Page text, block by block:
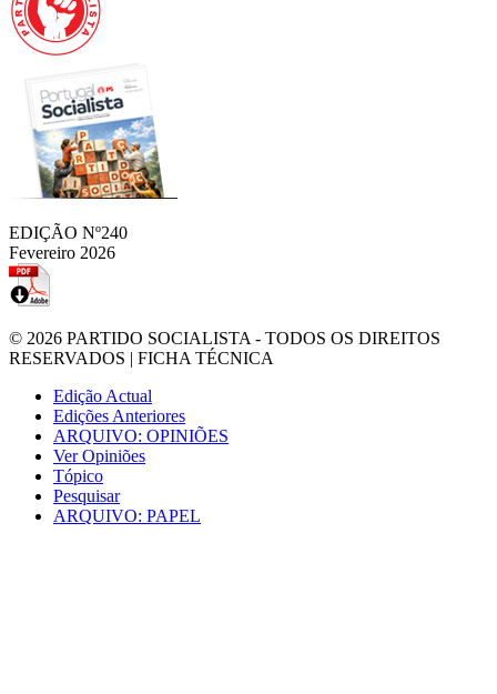
EDIÇÃO Nº240
Fevereiro 2026
© 2026 PARTIDO SOCIALISTA - TODOS OS DIREITOS
RESERVADOS | FICHA TÉCNICA
Edição Actual
Edições Anteriores
ARQUIVO: OPINIÕES
Ver Opiniões
Tópico
Pesquisar
ARQUIVO: PAPEL